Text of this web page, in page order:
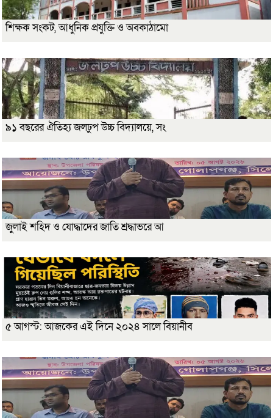
শিক্ষক সংকট, আধুনিক প্রযুক্তি ও অবকাঠামো
৯১ বছরের ঐতিহ্য জলঢুপ উচ্চ বিদ্যালয়ে, সং
জুলাই শহিদ ও যোদ্ধাদের জাতি শ্রদ্ধাভরে আ
৫ আগস্ট: আজকের এই দিনে ২০২৪ সালে বিয়ানীব